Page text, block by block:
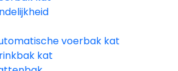
voerbak kat
kat